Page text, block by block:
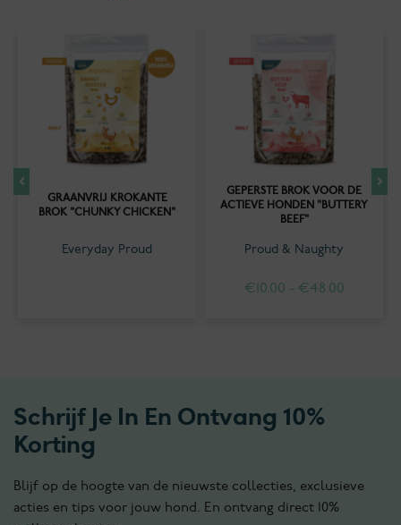
GRAANVRIJ KROKANTE
BROK "CHUNKY CHICKEN"
Everyday Proud
GEPERSTE BROK VOOR DE
ACTIEVE HONDEN "BUTTERY
BEEF"
Proud & Naughty
€10.00 - €48.00
Schrijf Je In En Ontvang 10%
Korting
Blijf op de hoogte van de nieuwste collecties, exclusieve
acties en tips voor jouw hond. En ontvang direct 10%